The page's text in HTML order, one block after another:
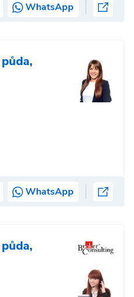
WhatsApp
WhatsApp